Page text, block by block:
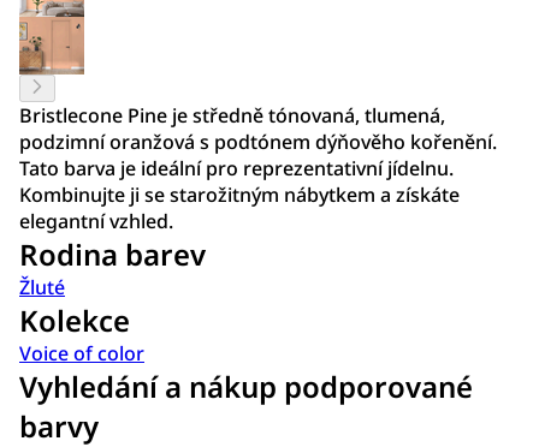
Bristlecone Pine je středně tónovaná, tlumená,
podzimní oranžová s podtónem dýňověho kořenění.
Tato barva je ideální pro reprezentativní jídelnu.
Kombinujte ji se starožitným nábytkem a získáte
elegantní vzhled.
Rodina barev
Žluté
Kolekce
Voice of color
Vyhledání a nákup podporované
barvy